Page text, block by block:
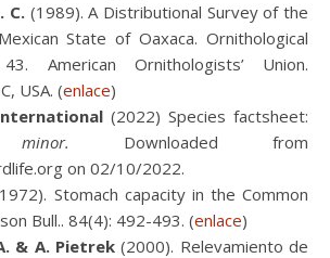
C. (1989). A Distributional Survey of the
State of Oaxaca. Ornithological
American Ornithologists’ Union.
USA. (enlace)
(2022) Species factsheet:
minor.
Downloaded from
on 02/10/2022.
Stomach capacity in the Common
Bull.. 84(4): 492-493. (enlace)
& A. Pietrek(2000). Relevamiento de